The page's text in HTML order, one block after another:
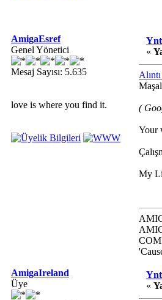
AmigaEsref
Genel Yönetici
Mesaj Sayısı: 5.635
love is where you find it.
«
(
Your
My
AmigaIreland
Üye
«